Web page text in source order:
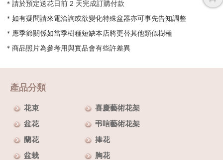
＊請於預定送花日前 2 天完成訂購付款
＊如有疑問請來電洽詢或欲變化特殊盆器亦可事先告知調整
＊應季節關係如當季樹種短缺本店將更替其他類似樹種
＊商品照片為參考用與實品會有些許差異
產品分類
花束
盆花
蘭花
盆栽
喜慶藝術花架
弔唁藝術花架
捧花
胸花